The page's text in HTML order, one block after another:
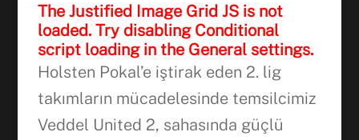
The Justified Image Grid JS is not
loaded. Try disabling Conditional
script loading in the General settings.
Holsten Pokal’e iştirak eden 2. lig
takımların mücadelesinde temsilcimiz
Veddel United 2, sahasında güçlü
Facebook